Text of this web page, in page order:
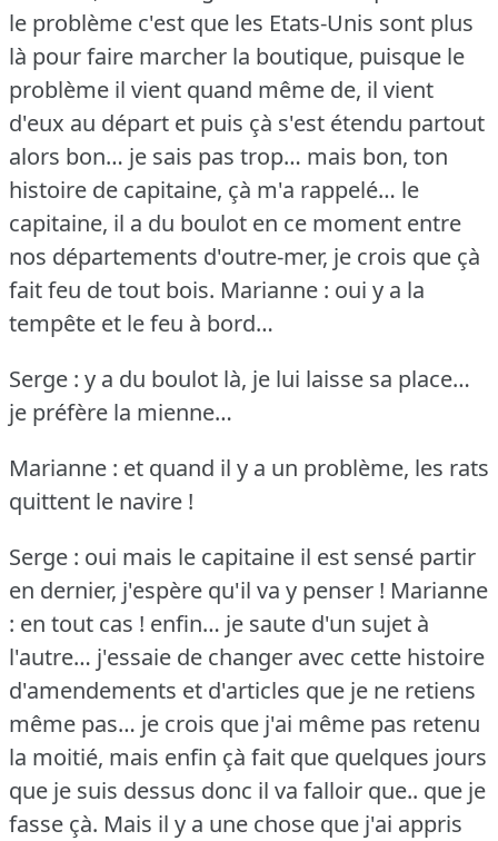
le problème c'est que les Etats-Unis sont plus
là pour faire marcher la boutique, puisque le
problème il vient quand même de, il vient
d'eux au départ et puis çà s'est étendu partout
alors bon… je sais pas trop… mais bon, ton
histoire de capitaine, çà m'a rappelé… le
capitaine, il a du boulot en ce moment entre
nos départements d'outre-mer, je crois que çà
fait feu de tout bois. Marianne : oui y a la
tempête et le feu à bord…
Serge : y a du boulot là, je lui laisse sa place…
je préfère la mienne…
Marianne : et quand il y a un problème, les rats
quittent le navire !
Serge : oui mais le capitaine il est sensé partir
en dernier, j'espère qu'il va y penser ! Marianne
: en tout cas ! enfin… je saute d'un sujet à
l'autre… j'essaie de changer avec cette histoire
d'amendements et d'articles que je ne retiens
même pas… je crois que j'ai même pas retenu
la moitié, mais enfin çà fait que quelques jours
que je suis dessus donc il va falloir que.. que je
fasse çà. Mais il y a une chose que j'ai appris